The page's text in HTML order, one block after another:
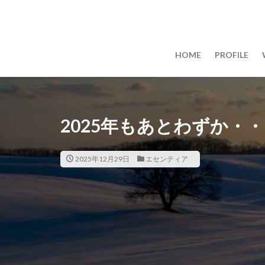
HOME PROFILE
2025年もあとわずか・・
2025年12月29日 エセンティア